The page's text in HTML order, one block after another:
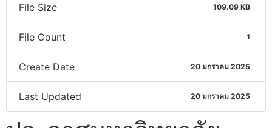
File Size 109.09 KB
File Count 1
Create Date 20 มกราคม 2025
Last Updated 20 มกราคม 2025